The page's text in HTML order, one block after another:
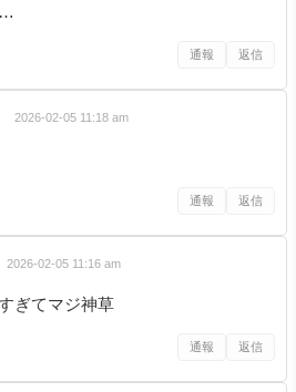
通報 返信
2026-02-05 11:18 am
通報 返信
2026-02-05 11:16 am
ぎてマジ神草
通報 返信